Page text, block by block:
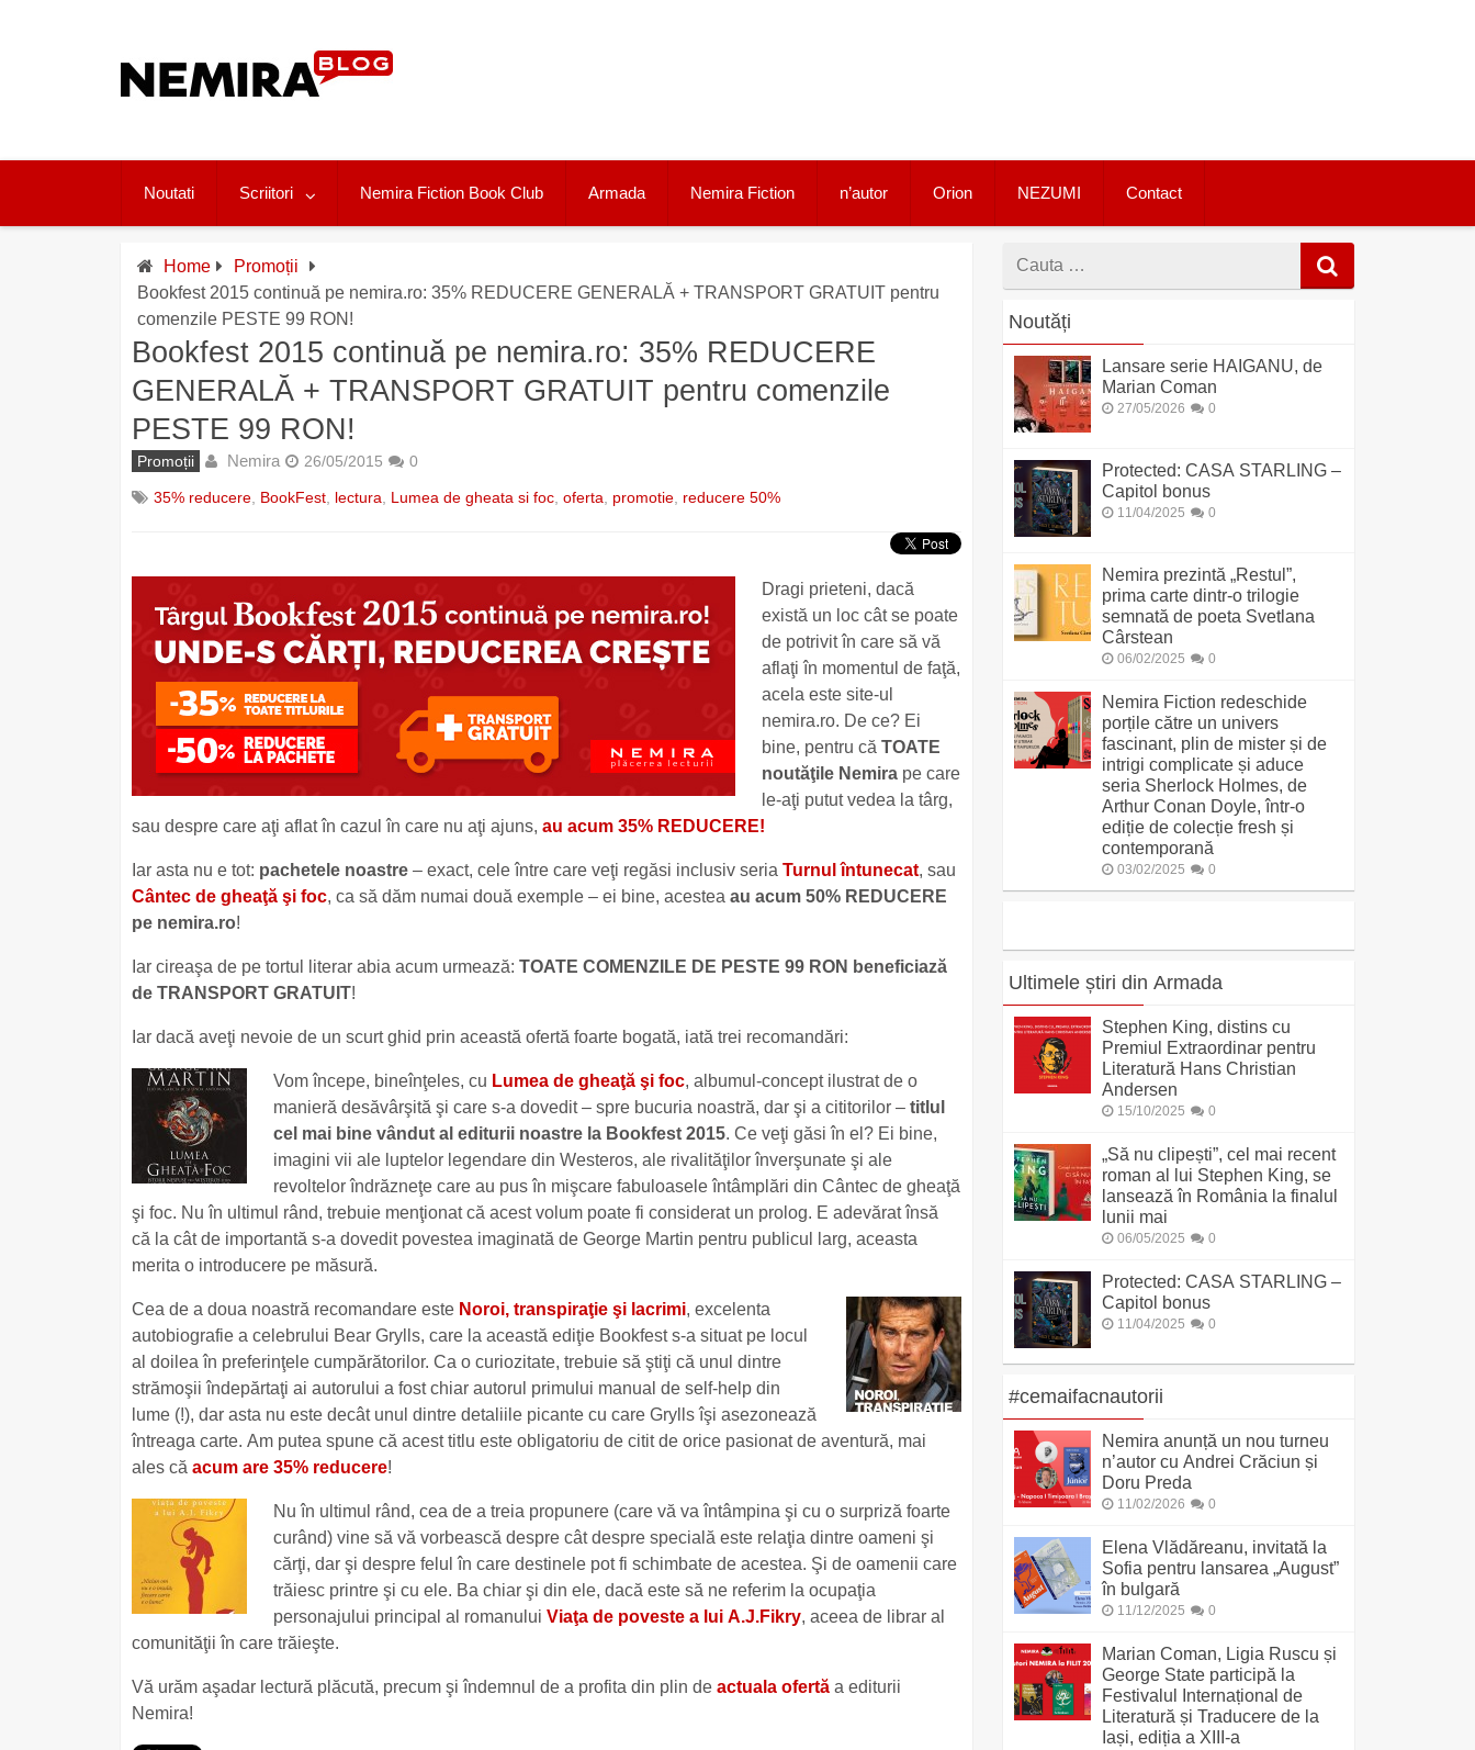
Noutati Scriitori Nemira Fiction Book Club Armada Nemira Fiction n’autor Orion NEZUMI Contact
Home
Promoții
Bookfest 2015 continuă pe nemira.ro: 35% REDUCERE GENERALĂ + TRANSPORT GRATUIT pentru
comenzile PESTE 99 RON!
Bookfest 2015 continuă pe nemira.ro: 35% REDUCERE
GENERALĂ + TRANSPORT GRATUIT pentru comenzile
PESTE 99 RON!
Promoții Nemira 26/05/2015 0
35% reducere BookFest lectura Lumea de gheata si foc oferta promotie reducere 50%
Dragi prieteni, dacă
există un loc cât se poate
de potrivit în care să vă
aflaţi în momentul de faţă,
acela este site-ul
nemira.ro. De ce? Ei
bine, pentru că TOATE
noutăţile Nemira pe care
le-aţi putut vedea la târg,
sau despre care aţi aflat în cazul în care nu aţi ajuns, au acum 35% REDUCERE!
Iar asta nu e tot: pachetele noastre – exact, cele între care veţi regăsi inclusiv seria Turnul întunecat, sau
Cântec de gheaţă şi foc, ca să dăm numai două exemple – ei bine, acestea au acum 50% REDUCERE
pe nemira.ro!
Iar cireaşa de pe tortul literar abia acum urmează: TOATE COMENZILE DE PESTE 99 RON beneficiază
de TRANSPORT GRATUIT!
Iar dacă aveţi nevoie de un scurt ghid prin această ofertă foarte bogată, iată trei recomandări:
Vom începe, bineînţeles, cu Lumea de gheaţă şi foc, albumul-concept ilustrat de o
manieră desăvârşită şi care s-a dovedit – spre bucuria noastră, dar şi a cititorilor – titlul
cel mai bine vândut al editurii noastre la Bookfest 2015. Ce veţi găsi în el? Ei bine,
imagini vii ale luptelor legendare din Westeros, ale rivalităţilor înverşunate şi ale
revoltelor îndrăzneţe care au pus în mişcare fabuloasele întâmplări din Cântec de gheaţă
şi foc. Nu în ultimul rând, trebuie menţionat că acest volum poate fi considerat un prolog. E adevărat însă
că la cât de importantă s-a dovedit povestea imaginată de George Martin pentru publicul larg, aceasta
merita o introducere pe măsură.
Cea de a doua noastră recomandare este Noroi, transpiraţie şi lacrimi, excelenta
autobiografie a celebrului Bear Grylls, care la această ediţie Bookfest s-a situat pe locul
al doilea în preferinţele cumpărătorilor. Ca o curiozitate, trebuie să ştiţi că unul dintre
strămoşii îndepărtaţi ai autorului a fost chiar autorul primului manual de self-help din
lume (!), dar asta nu este decât unul dintre detaliile picante cu care Grylls îşi asezonează
întreaga carte. Am putea spune că acest titlu este obligatoriu de citit de orice pasionat de aventură, mai
ales că acum are 35% reducere!
Nu în ultimul rând, cea de a treia propunere (care vă va întâmpina şi cu o surpriză foarte
curând) vine să vă vorbească despre cât despre specială este relaţia dintre oameni şi
cărţi, dar şi despre felul în care destinele pot fi schimbate de acestea. Şi de oamenii care
trăiesc printre şi cu ele. Ba chiar şi din ele, dacă este să ne referim la ocupaţia
personajului principal al romanului Viaţa de poveste a lui A.J.Fikry, aceea de librar al
comunităţii în care trăieşte.
Vă urăm aşadar lectură plăcută, precum şi îndemnul de a profita din plin de actuala ofertă a editurii
Nemira!
Cauta
Noutăți
Lansare serie HAIGANU, de
Marian Coman
27/05/2026 0
Protected: CASA STARLING –
Capitol bonus
11/04/2025 0
Nemira prezintă „Restul”,
prima carte dintr-o trilogie
semnată de poeta Svetlana
Cârstean
06/02/2025 0
Nemira Fiction redeschide
porțile către un univers
fascinant, plin de mister și de
intrigi complicate și aduce
seria Sherlock Holmes, de
Arthur Conan Doyle, într-o
ediție de colecție fresh și
contemporană
03/02/2025 0
Ultimele știri din Armada
Stephen King, distins cu
Premiul Extraordinar pentru
Literatură Hans Christian
Andersen
15/10/2025 0
„Să nu clipești”, cel mai recent
roman al lui Stephen King, se
lansează în România la finalul
lunii mai
06/05/2025 0
Protected: CASA STARLING –
Capitol bonus
11/04/2025 0
#cemaifacnautorii
Nemira anunță un nou turneu
n’autor cu Andrei Crăciun și
Doru Preda
11/02/2026 0
Elena Vlădăreanu, invitată la
Sofia pentru lansarea „August”
în bulgară
11/12/2025 0
Marian Coman, Ligia Ruscu și
George State participă la
Festivalul Internațional de
Literatură și Traducere de la
Iași, ediția a XIII-a